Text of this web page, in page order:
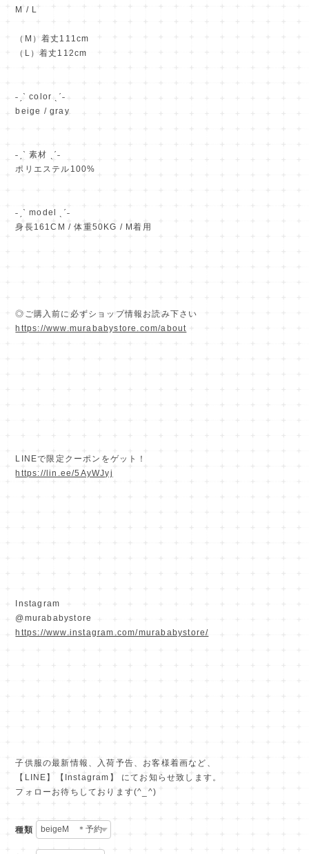
M / L
（M）着丈111cm
（L）着丈112cm
˗ˏˋ color ˎˊ˗
beige / gray
˗ˏˋ 素材 ˎˊ˗
ポリエステル100%
˗ˏˋ model ˎˊ˗
身長161CM / 体重50KG / M着用
◎ご購入前に必ずショップ情報お読み下さい
https://www.murababystore.com/about
LINEで限定クーポンをゲット！
https://lin.ee/5AyWJyj
Instagram
@murababystore
https://www.instagram.com/murababystore/
子供服の最新情報、入荷予告、お客様着画など、
【LINE】【Instagram】 にてお知らせ致します。
フォローお待ちしております(^_^)
種類